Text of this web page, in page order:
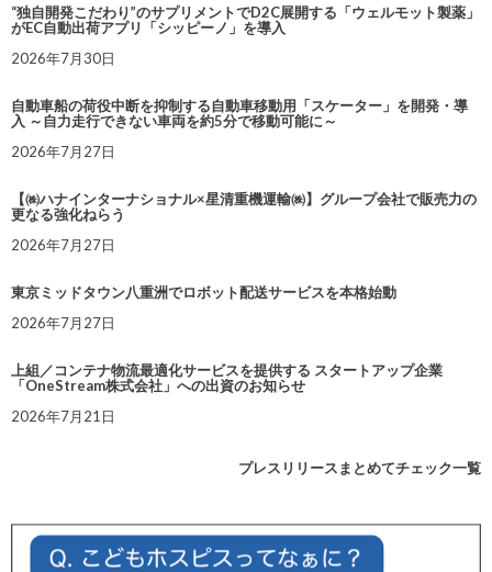
“独自開発こだわり”のサプリメントでD2C展開する「ウェルモット製薬」
がEC自動出荷アプリ「シッピーノ」を導入
2026年7月30日
自動車船の荷役中断を抑制する自動車移動用「スケーター」を開発・導
入 ～自力走行できない車両を約5分で移動可能に～
2026年7月27日
【㈱ハナインターナショナル×星清重機運輸㈱】グループ会社で販売力の
更なる強化ねらう
2026年7月27日
東京ミッドタウン八重洲でロボット配送サービスを本格始動
2026年7月27日
上組／コンテナ物流最適化サービスを提供する スタートアップ企業
「OneStream株式会社」への出資のお知らせ
2026年7月21日
プレスリリースまとめてチェック一覧